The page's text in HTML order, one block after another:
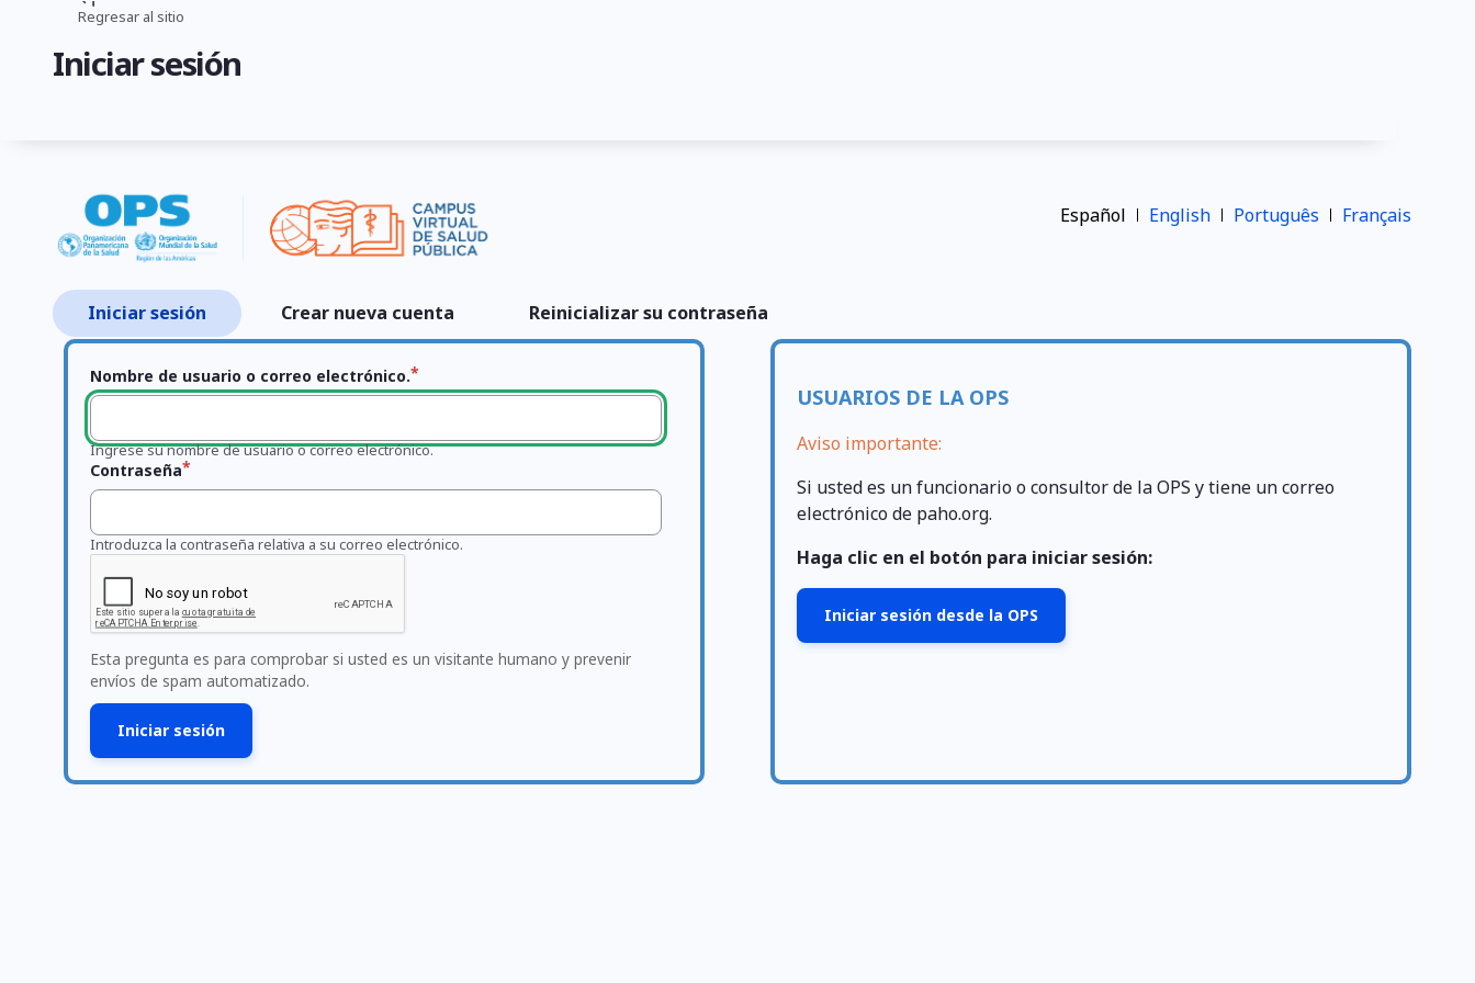
contenido
Ruta
de
Regresar al sitio
Iniciar sesión
Español English Português Français
Primary
tabs
Iniciar sesión Crear nueva cuenta Reinicializar su contraseña
Nombre de usuario o correo electrónico.
Ingrese su nombre de usuario o correo electrónico.
Contraseña
Introduzca la contraseña relativa a su correo electrónico.
Esta pregunta es para comprobar si usted es un visitante humano y prevenir
envíos de spam automatizado.
USUARIOS DE LA OPS
Aviso importante:
Si usted es un funcionario o consultor de la OPS y tiene un correo
electrónico de paho.org.
Haga clic en el botón para iniciar sesión:
Iniciar sesión desde la OPS